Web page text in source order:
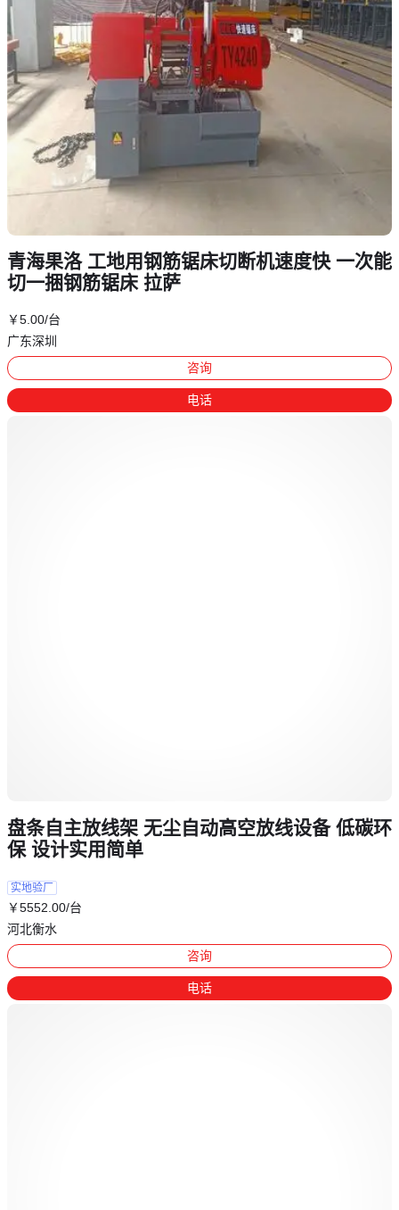
青海果洛 工地用钢筋锯床切断机速度快 一次能
切一捆钢筋锯床 拉萨
￥5.00/台
广东深圳
咨询
电话
盘条自主放线架 无尘自动高空放线设备 低碳环
保 设计实用简单
实地验厂
￥5552.00/台
河北衡水
咨询
电话